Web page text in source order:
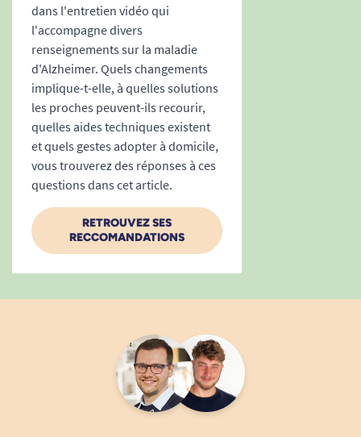
dans l'entretien vidéo qui
l'accompagne divers
renseignements sur la maladie
d'Alzheimer. Quels changements
implique-t-elle, à quelles solutions
les proches peuvent-ils recourir,
quelles aides techniques existent
et quels gestes adopter à domicile,
vous trouverez des réponses à ces
questions dans cet article.
RETROUVEZ SES
RECCOMANDATIONS